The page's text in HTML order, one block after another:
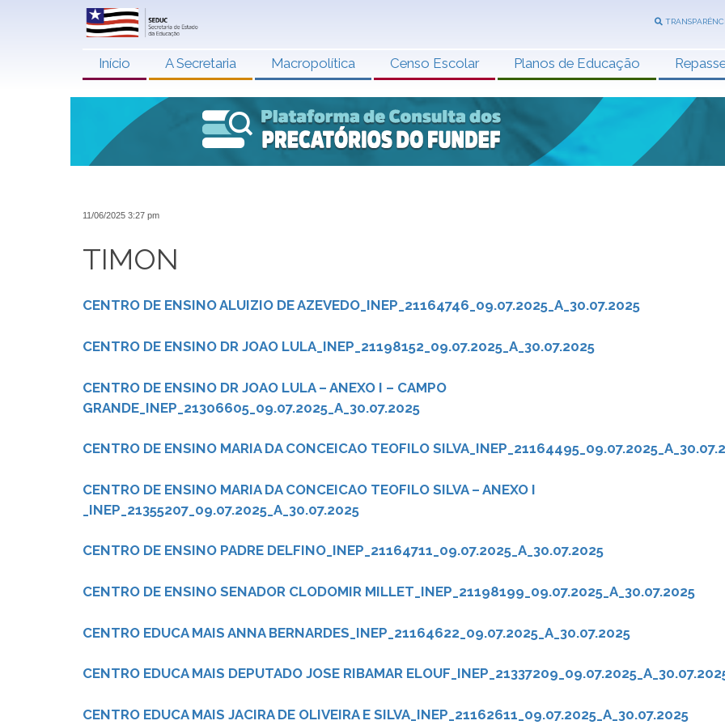
Início A Secretaria Macropolítica Censo Escolar Planos de Educação
11/06/2025 3:27 pm
TIMON
CENTRO DE ENSINO ALUIZIO DE AZEVEDO_INEP_21164746_09.07.2025_A_30.07.2025
CENTRO DE ENSINO DR JOAO LULA_INEP_21198152_09.07.2025_A_30.07.2025
CENTRO DE ENSINO DR JOAO LULA – ANEXO I – CAMPO
GRANDE_INEP_21306605_09.07.2025_A_30.07.2025
CENTRO DE ENSINO MARIA DA CONCEICAO TEOFILO
CENTRO DE ENSINO MARIA DA CONCEICAO TEOFILO SILVA – ANEXO I
_INEP_21355207_09.07.2025_A_30.07.2025
CENTRO DE ENSINO PADRE DELFINO_INEP_21164711_09.07.2025_A_30.07.2025
CENTRO DE ENSINO SENADOR CLODOMIR MILLET_INEP_21198199_09.07.2025_A_30.07.2025
CENTRO EDUCA MAIS ANNA BERNARDES_INEP_21164622_09.07.2025_A_30.07.2025
CENTRO EDUCA MAIS DEPUTADO JOSE RIBAMAR
CENTRO EDUCA MAIS JACIRA DE OLIVEIRA E SILVA_INEP_21162611_09.07.2025_A_30.07.2025